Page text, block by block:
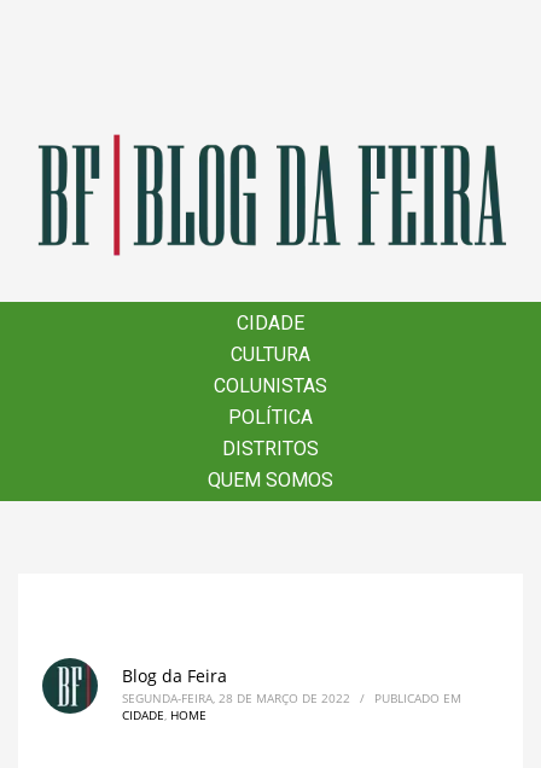
CIDADE
CULTURA
COLUNISTAS
POLÍTICA
DISTRITOS
QUEM SOMOS
CIDADE
CULTURA
COLUNISTAS
POLÍTICA
DISTRITOS
QUEM SOMOS
Blog da Feira
SEGUNDA-FEIRA, 28 DE MARÇO DE 2022 /
PUBLICADO EM
CIDADE, HOME